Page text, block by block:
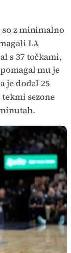
z minimalno
LA
s 37 točkami,
mu je
je dodal 25
sezone